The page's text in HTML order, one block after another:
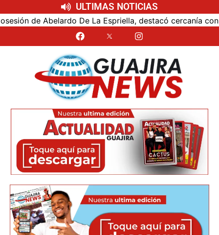
ULTIMAS NOTICIAS
de Abelardo De La Espriella, destacó cercanía con el